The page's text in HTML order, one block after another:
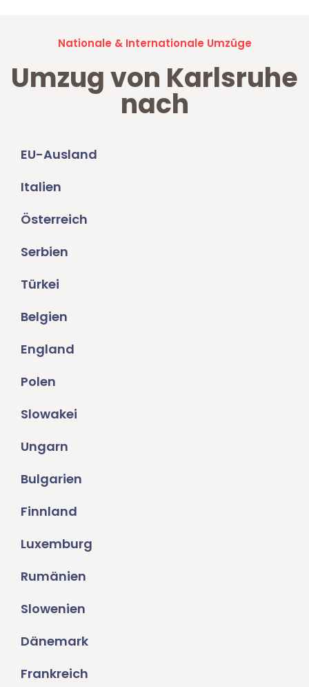
Nationale & Internationale Umzüge
Umzug von Karlsruhe
nach
EU-Ausland
Italien
Österreich
Serbien
Türkei
Belgien
England
Polen
Slowakei
Ungarn
Bulgarien
Finnland
Luxemburg
Rumänien
Slowenien
Dänemark
Frankreich